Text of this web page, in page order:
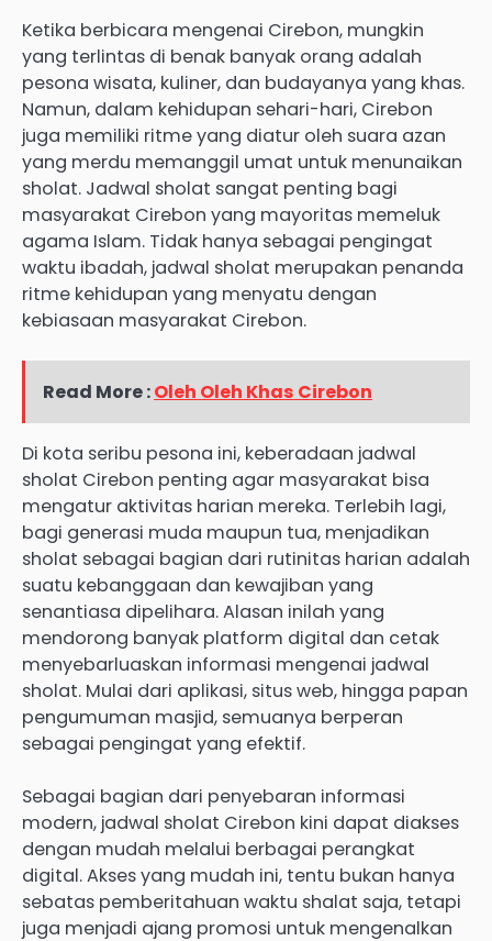
Ketika berbicara mengenai Cirebon, mungkin
yang terlintas di benak banyak orang adalah
pesona wisata, kuliner, dan budayanya yang khas.
Namun, dalam kehidupan sehari-hari, Cirebon
juga memiliki ritme yang diatur oleh suara azan
yang merdu memanggil umat untuk menunaikan
sholat. Jadwal sholat sangat penting bagi
masyarakat Cirebon yang mayoritas memeluk
agama Islam. Tidak hanya sebagai pengingat
waktu ibadah, jadwal sholat merupakan penanda
ritme kehidupan yang menyatu dengan
kebiasaan masyarakat Cirebon.
Read More :Oleh Oleh Khas Cirebon
Di kota seribu pesona ini, keberadaan jadwal
sholat Cirebon penting agar masyarakat bisa
mengatur aktivitas harian mereka. Terlebih lagi,
bagi generasi muda maupun tua, menjadikan
sholat sebagai bagian dari rutinitas harian adalah
suatu kebanggaan dan kewajiban yang
senantiasa dipelihara. Alasan inilah yang
mendorong banyak platform digital dan cetak
menyebarluaskan informasi mengenai jadwal
sholat. Mulai dari aplikasi, situs web, hingga papan
pengumuman masjid, semuanya berperan
sebagai pengingat yang efektif.
Sebagai bagian dari penyebaran informasi
modern, jadwal sholat Cirebon kini dapat diakses
dengan mudah melalui berbagai perangkat
digital. Akses yang mudah ini, tentu bukan hanya
sebatas pemberitahuan waktu shalat saja, tetapi
juga menjadi ajang promosi untuk mengenalkan